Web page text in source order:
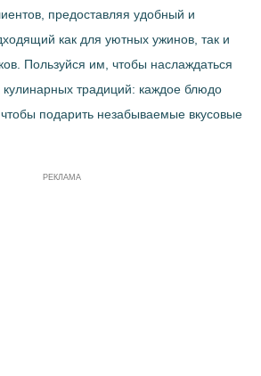
предоставляя удобный и
как для уютных ужинов, так и
Пользуйся им, чтобы наслаждаться
кулинарных традиций: каждое блюдо
подарить незабываемые вкусовые
РЕКЛАМА